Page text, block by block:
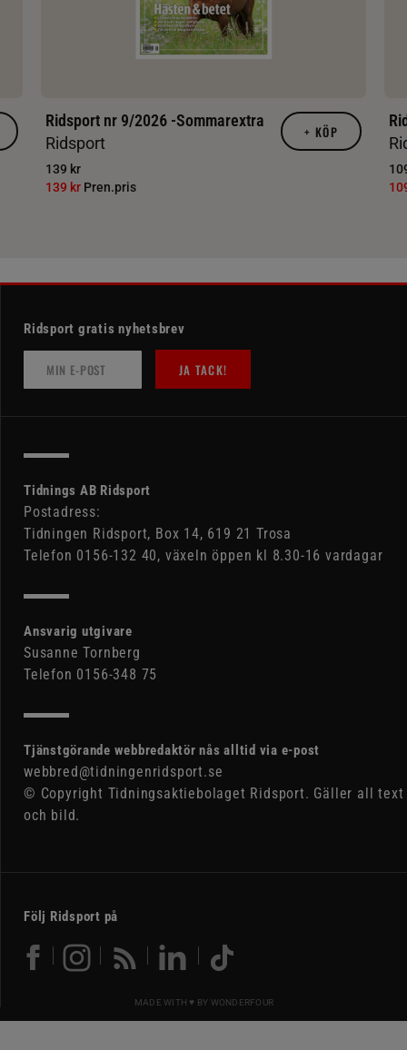
Ridsport nr 9/2026 -Sommarextra
Ridsport
139 kr
139 kr Pren.pris
+ KÖP
Ridsport gratis nyhetsbrev
JA TACK!
Tidnings AB Ridsport
Postadress:
Tidningen Ridsport, Box 14, 619 21 Trosa
Telefon 0156-132 40, växeln öppen kl 8.30-16 vardagar
Ansvarig utgivare
Susanne Tornberg
Telefon 0156-348 75
Tjänstgörande webbredaktör nås alltid via e-post
webbred@tidningenridsport.se
© Copyright Tidningsaktiebolaget Ridsport. Gäller all text
och bild.
Följ Ridsport på
MADE WITH ♥ BY WONDERFOUR